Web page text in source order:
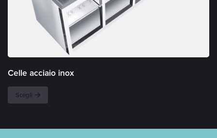
Celle acciaio inox
Scegli